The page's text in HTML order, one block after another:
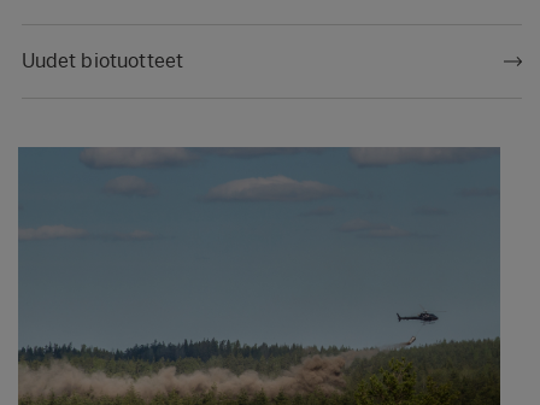
Uudet biotuotteet